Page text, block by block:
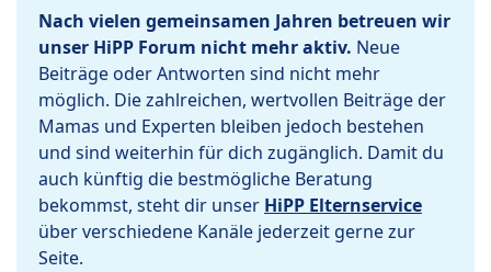
Nach vielen gemeinsamen Jahren betreuen wir
unser HiPP Forum nicht mehr aktiv. Neue
Beiträge oder Antworten sind nicht mehr
möglich. Die zahlreichen, wertvollen Beiträge der
Mamas und Experten bleiben jedoch bestehen
und sind weiterhin für dich zugänglich. Damit du
auch künftig die bestmögliche Beratung
bekommst, steht dir unser HiPP Elternservice
über verschiedene Kanäle jederzeit gerne zur
Seite.